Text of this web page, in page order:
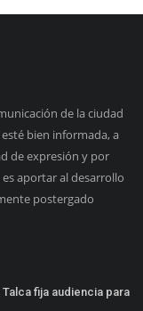
de la ciudad
bien informada, a
de expresión y por
aportar al desarrollo
postergado
fija audiencia para